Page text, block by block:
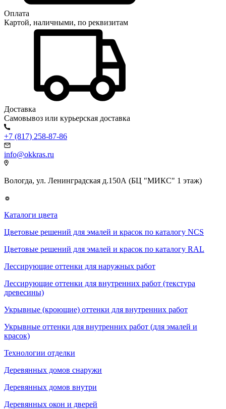
Оплата
Картой, наличными, по реквизитам
Доставка
Самовывоз или курьерская доставка
+7 (817) 258-87-86
info@okkras.ru
Вологда, ул. Ленинградская д.150А (БЦ "МИКС" 1 этаж)
Каталоги цвета
Цветовые решений для эмалей и красок по каталогу NCS
Цветовые решений для эмалей и красок по каталогу RAL
Лессирующие оттенки для наружных работ
Лессирующие оттенки для внутренних работ (текстура
древесины)
Укрывные (кроющие) оттенки для внутренних работ
Укрывные оттенки для внутренних работ (для эмалей и
красок)
Технологии отделки
Деревянных домов снаружи
Деревянных домов внутри
Деревянных окон и дверей